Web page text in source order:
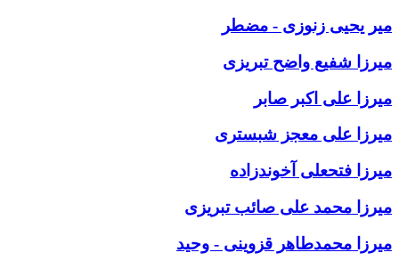
میر یحیی زنوزی - مضطر
میرزا شفیع واضح تبریزی
میرزا علی اکبر صابر
میرزا علی معجز شبستری
میرزا فتحعلی آخوندزاده
میرزا محمد علی صائب تبریزی
میرزا محمدطاهر قزوینی - وحید